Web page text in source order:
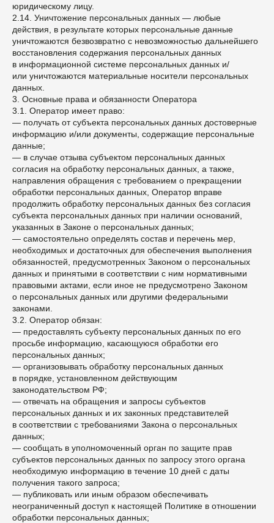
юридическому лицу.
2.14. Уничтожение персональных данных — любые
действия, в результате которых персональные данные
уничтожаются безвозвратно с невозможностью дальнейшего
восстановления содержания персональных данных
в информационной системе персональных данных и/
или уничтожаются материальные носители персональных
данных.
3. Основные права и обязанности Оператора
3.1. Оператор имеет право:
— получать от субъекта персональных данных достоверные
информацию и/или документы, содержащие персональные
данные;
— в случае отзыва субъектом персональных данных
согласия на обработку персональных данных, а также,
направления обращения с требованием о прекращении
обработки персональных данных, Оператор вправе
продолжить обработку персональных данных без согласия
субъекта персональных данных при наличии оснований,
указанных в Законе о персональных данных;
— самостоятельно определять состав и перечень мер,
необходимых и достаточных для обеспечения выполнения
обязанностей, предусмотренных Законом о персональных
данных и принятыми в соответствии с ним нормативными
правовыми актами, если иное не предусмотрено Законом
о персональных данных или другими федеральными
законами.
3.2. Оператор обязан:
— предоставлять субъекту персональных данных по его
просьбе информацию, касающуюся обработки его
персональных данных;
— организовывать обработку персональных данных
в порядке, установленном действующим
законодательством РФ;
— отвечать на обращения и запросы субъектов
персональных данных и их законных представителей
в соответствии с требованиями Закона о персональных
данных;
— сообщать в уполномоченный орган по защите прав
субъектов персональных данных по запросу этого органа
необходимую информацию в течение 10 дней с даты
получения такого запроса;
— публиковать или иным образом обеспечивать
неограниченный доступ к настоящей Политике в отношении
обработки персональных данных;